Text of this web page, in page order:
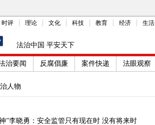
时评 理论 文化 科技 教育 经济 生活
法治中国 平安天下
治要闻 反腐倡廉 案件快递 法眼观察
人物
”李晓勇：安全监管只有现在时 没有将来时